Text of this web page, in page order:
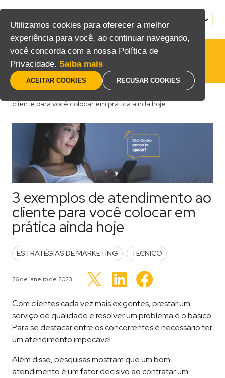
Utilizamos cookies para oferecer a melhor
experiência para você, ao continuar navegando,
você concorda com a nossa Política de
Privacidade. Saiba mais
RECUSAR COOKIES
ACEITAR COOKIES
conteúdo
Home/Blog/Técnico/3 exemplos de atendimento ao
cliente para você colocar em prática ainda hoje
3 exemplos de atendimento ao
cliente para você colocar em
prática ainda hoje
POSTED IN
ESTRATÉGIAS DE MARKETING TÉCNICO
Publicado em
26 de janeiro de 2023 Clique
compartilhar
Twitter(abre
em
nova
janela)
Clique
para
compartilhar
em
nova
janela)
em
nova
janela)
Com clientes cada vez mais exigentes, prestar um
serviço de qualidade e resolver um problema é o básico.
Para se destacar entre os concorrentes é necessário ter
um atendimento impecável.
Além disso, pesquisas mostram que um bom
atendimento é um fator decisivo ao contratar um